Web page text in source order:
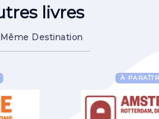
livres
Même Destination
À